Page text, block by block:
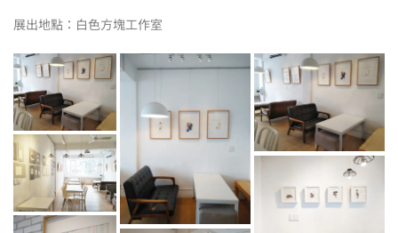
展出地點：白色方塊工作室